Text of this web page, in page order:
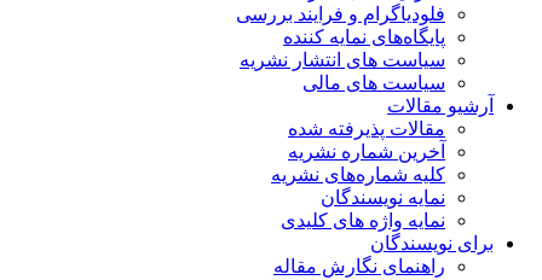
فلودیاگرام و فرایند بررسی
پایگاه‌های نمایه کننده
سیاست های انتشار نشریه
سیاست های مالی
آرشیو مقالات
مقالات پذیرفته شده
آخرین شماره نشریه
کلیه شماره‌های نشریه
نمایه نویسندگان
نمایه واژه های کلیدی
برای نویسندگان
راهنمای نگارش مقاله